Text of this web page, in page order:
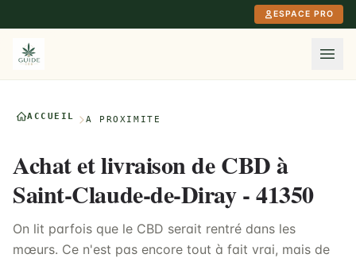
ESPACE PRO
ACCUEIL À PROXIMITÉ
Achat et livraison de CBD à
Saint-Claude-de-Diray - 41350
On lit parfois que le CBD serait rentré dans les
mœurs. Ce n'est pas encore tout à fait vrai, mais de